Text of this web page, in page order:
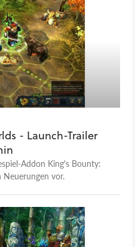
- Launch-Trailer
Addon King's Bounty:
vor.